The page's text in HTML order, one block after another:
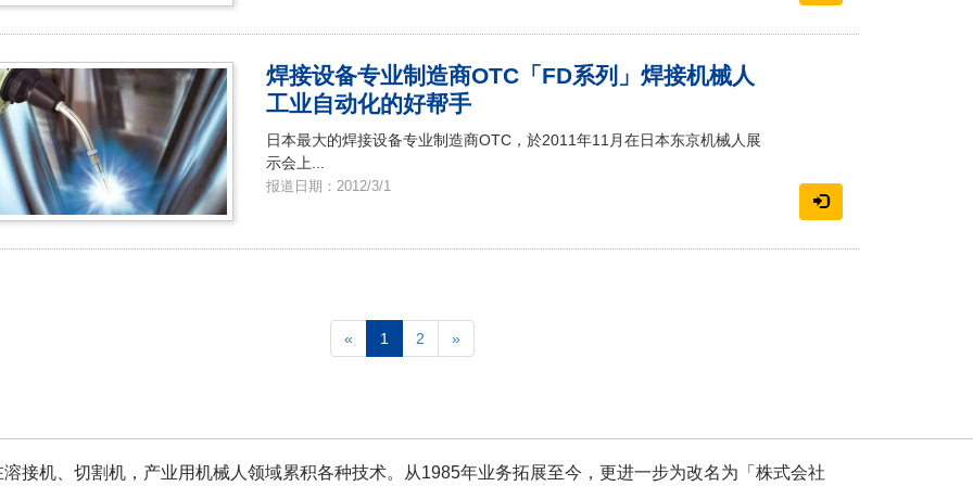
焊接设备专业制造商OTC「FD系列」焊接机械人
工业自动化的好帮手
日本最大的焊接设备专业制造商OTC，於2011年11月在日本东京机械人展
示会上...
报道日期：2012/3/1
« 1 2 »
溶接机、切割机，产业用机械人领域累积各种技术。从1985年业务拓展至今，更进一步为改名为「株式会社